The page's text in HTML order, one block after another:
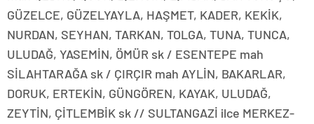
GÜZELCE, GÜZELYAYLA, HAŞMET, KADER, KEKİK,
NURDAN, SEYHAN, TARKAN, TOLGA, TUNA, TUNCA,
ULUDAĞ, YASEMİN, ÖMÜR sk / ESENTEPE mah
SİLAHTARAĞA sk / ÇIRÇIR mah AYLİN, BAKARLAR,
DORUK, ERTEKİN, GÜNGÖREN, KAYAK, ULUDAĞ,
ZEYTİN, ÇİTLEMBİK sk // SULTANGAZİ ilce MERKEZ-